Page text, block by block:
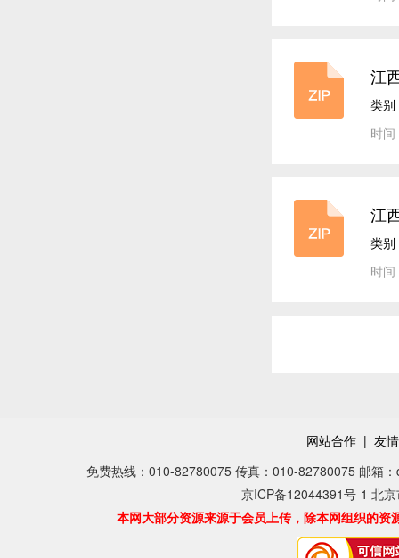
江
类别
时
江
类别
时
网站合作 | 友
免费热线：010-82780075 传真：010-82780075 邮箱
京ICP备12044391号-1 北
本网大部分资源来源于会员上传，除本网组织的